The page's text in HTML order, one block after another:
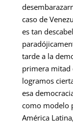
caso de
es tan
tarde a la
primera mitad
logramos
esa
como modelo
América